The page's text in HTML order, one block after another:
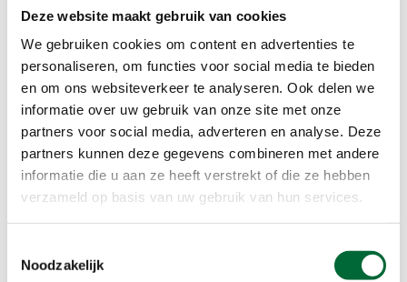
Deze website maakt gebruik van cookies
We gebruiken cookies om content en advertenties te
personaliseren, om functies voor social media te bieden
en om ons websiteverkeer te analyseren. Ook delen we
informatie over uw gebruik van onze site met onze
partners voor social media, adverteren en analyse. Deze
partners kunnen deze gegevens combineren met andere
informatie die u aan ze heeft verstrekt of die ze hebben
verzameld op basis van uw gebruik van hun services.
Noodzakelijk
Hengelo’s industriële bloei. De familie Monchy,
samen met Charles Stork, speelde een grote rol
in de industriële ontwikkeling van de stad. Het
park is vandaag een plek voor ontspanning, waar
je even kunt ontsnappen aan de stedelijke drukte.
Tuindorp ’t Lansink: een uniek
stukje Hengelo
Tuindorp 't Lansink is een historische wijk die
werd aangelegd in de vroege 20e eeuw als